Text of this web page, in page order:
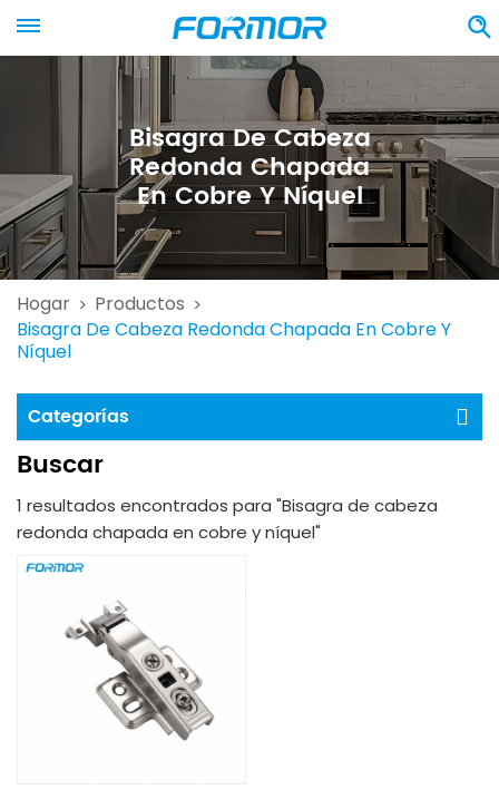
Bisagra De Cabeza
Redonda Chapada
En Cobre Y Níquel
Hogar > Productos >
Bisagra De Cabeza Redonda Chapada En Cobre Y
Níquel
Categorías
Buscar
1 resultados encontrados para "Bisagra de cabeza
redonda chapada en cobre y níquel"